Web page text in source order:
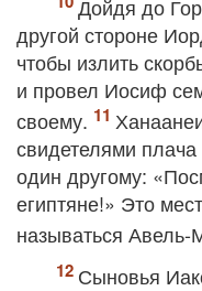
Дойдя до
другой стороне
чтобы излить
и провел Иосиф
своему.
свидетелями
один другому:
египтяне!» Это
называться
Сыновья